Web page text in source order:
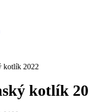
kotlík 2022
kotlík